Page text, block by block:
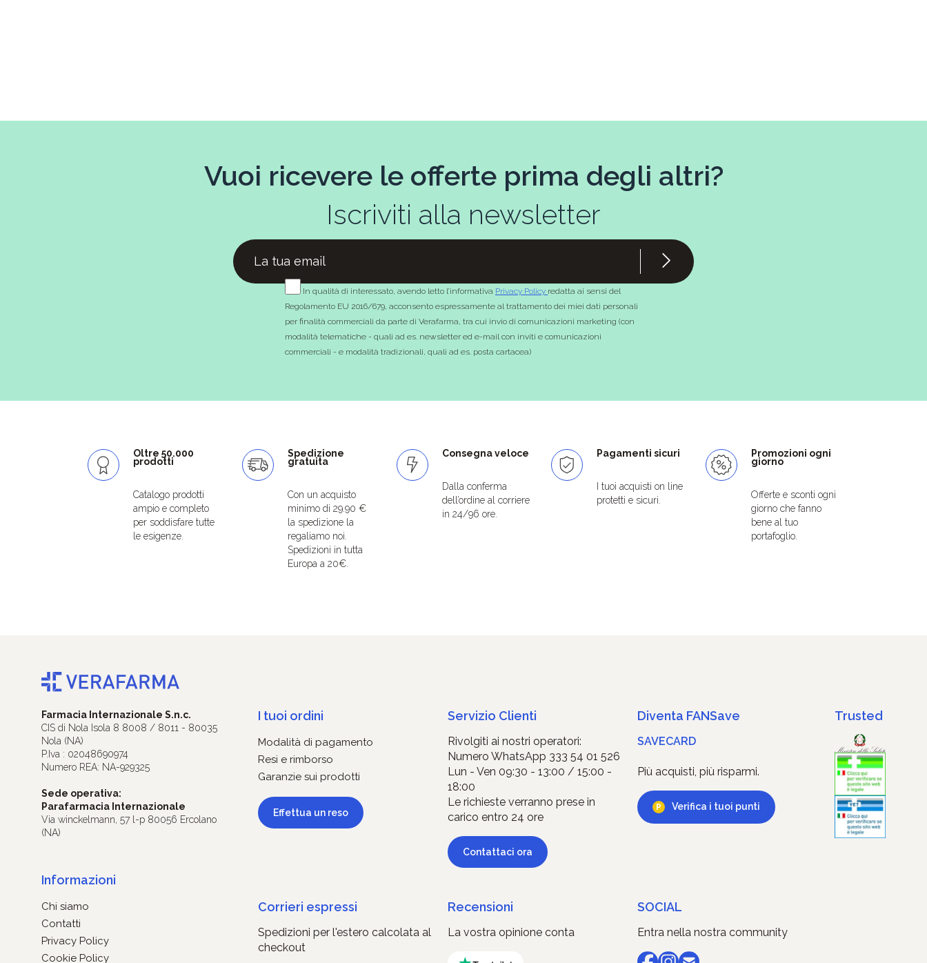
Vuoi ricevere le offerte prima degli altri?
Iscriviti alla newsletter
In qualità di interessato, avendo letto l’informativa Privacy Policy redatta ai sensi del
Regolamento EU 2016/679, acconsento espressamente al trattamento dei miei dati personali
per finalità commerciali da parte di Verafarma, tra cui invio di comunicazioni marketing (con
modalità telematiche - quali ad es. newsletter ed e-mail con inviti e comunicazioni
commerciali - e modalità tradizionali, quali ad es. posta cartacea)
Oltre 50.000
prodotti
Catalogo prodotti
ampio e completo
per soddisfare tutte
le esigenze.
Spedizione
gratuita
Con un acquisto
minimo di 29.90 €
la spedizione la
regaliamo noi.
Spedizioni in tutta
Europa a 20€.
Consegna veloce
Dalla conferma
dell’ordine al corriere
in 24/96 ore.
Pagamenti sicuri
I tuoi acquisti on line
protetti e sicuri.
Promozioni ogni
giorno
Offerte e sconti ogni
giorno che fanno
bene al tuo
portafoglio.
Farmacia Internazionale S.n.c.
CIS di Nola Isola 8 8008 / 8011 - 80035
Nola (NA)
P.Iva : 02048690974
Numero REA: NA-929325
Sede operativa:
Parafarmacia Internazionale
Via winckelmann, 57 l-p 80056 Ercolano
(NA)
Informazioni
Chi siamo
Contatti
Privacy Policy
Cookie Policy
I tuoi ordini
Modalità di pagamento
Resi e rimborso
Garanzie sui prodotti
Effettua un reso
Servizio Clienti
Rivolgiti ai nostri operatori:
Numero WhatsApp 333 54 01 526
Lun - Ven 09:30 - 13:00 / 15:00 -
18:00
Le richieste verranno prese in
carico entro 24 ore
Contattaci ora
Diventa FANSave
SAVECARD
Più acquisti, più risparmi.
Verifica i tuoi punti
Corrieri espressi
Spedizioni per l'estero calcolata al
checkout
Recensioni
La vostra opinione conta
SOCIAL
Entra nella nostra community
Trusted